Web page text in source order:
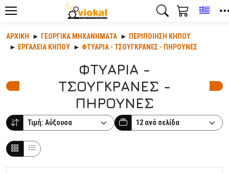
ΑΡΧΙΚΉ ΓΕΩΡΓΙΚΆ ΜΗΧΑΝΉΜΑΤΑ
ΠΕΡΙΠΟΊΗΣΗ ΚΉΠΟΥ
ΕΡΓΑΛΕΙΑ ΚΗΠΟΥ
ΦΤΥΑΡΙΑ - ΤΣΟΥΓΚΡΑΝΕΣ - ΠΗΡΟΥΝΕΣ
ΦΤΥΑΡΙΑ -
ΤΣΟΥΓΚΡΑΝΕΣ -
ΠΗΡΟΥΝΕΣ